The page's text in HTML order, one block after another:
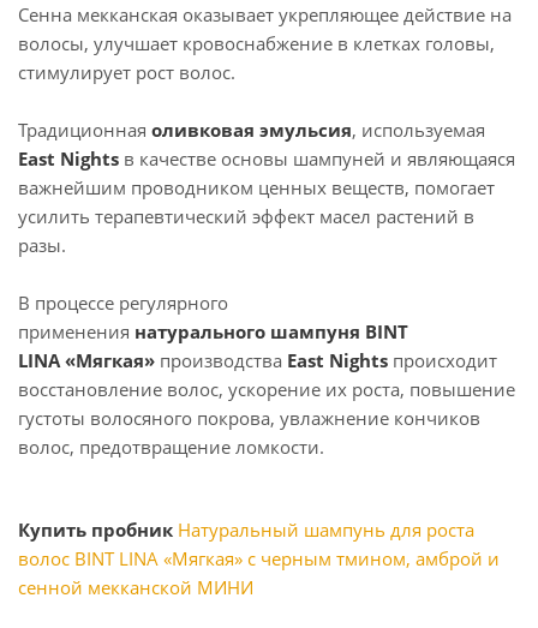
Сенна мекканская оказывает укрепляющее действие на
волосы, улучшает кровоснабжение в клетках головы,
стимулирует рост волос.
Традиционная оливковая эмульсия, используемая
East Nights в качестве основы шампуней и являющаяся
важнейшим проводником ценных веществ, помогает
усилить терапевтический эффект масел растений в
разы.
В процессе регулярного
применения натурального шампуня BINT
LINA«Мягкая» производства East Nights происходит
восстановление волос, ускорение их роста, повышение
густоты волосяного покрова, увлажнение кончиков
волос, предотвращение ломкости.
Купить пробник Натуральный шампунь для роста
волос BINT LINA «Мягкая» с черным тмином, амброй и
сенной мекканской МИНИ